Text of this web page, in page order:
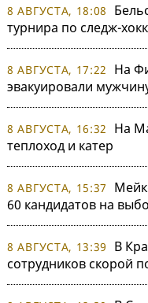
8 АВГУСТА, 18:08
турнира по следж-
8 АВГУСТА, 17:22
На
эвакуировали
8 АВГУСТА, 16:32
На
теплоход и катер
8 АВГУСТА, 15:37
60 кандидатов на
8 АВГУСТА, 13:39
В
сотрудников скорой